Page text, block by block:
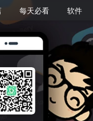
每天必看 软件